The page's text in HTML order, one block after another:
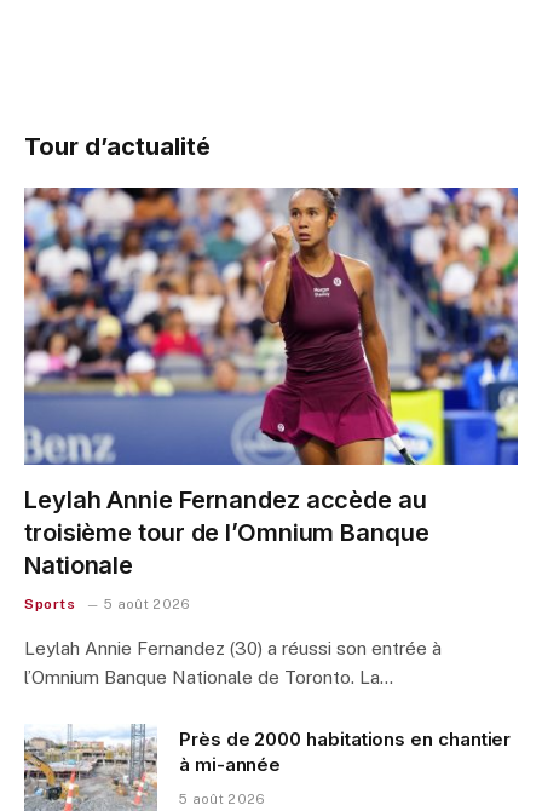
Tour d’actualité
Leylah Annie Fernandez accède au
troisième tour de l’Omnium Banque
Nationale
Sports 5 août 2026
Leylah Annie Fernandez (30) a réussi son entrée à
l’Omnium Banque Nationale de Toronto. La…
Près de 2000 habitations en chantier
à mi-année
5 août 2026